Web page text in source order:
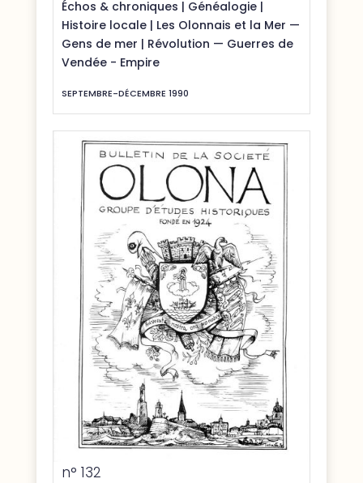
Échos & chroniques | Généalogie|
Histoire locale| Les Olonnais et la Mer —
Gens de mer | Révolution — Guerres de
Vendée - Empire
SEPTEMBRE-DÉCEMBRE 1990
n° 132